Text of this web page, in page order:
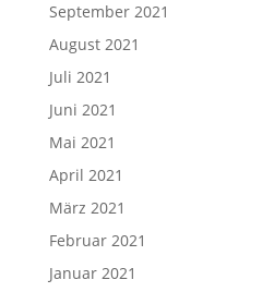
September 2021
August 2021
Juli 2021
Juni 2021
Mai 2021
April 2021
März 2021
Februar 2021
Januar 2021